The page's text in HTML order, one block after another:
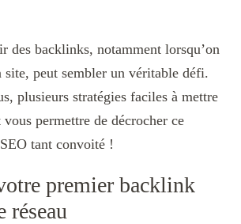
des backlinks, notamment lorsqu’on
site, peut sembler un véritable défi.
plusieurs stratégies faciles à mettre
permettre de décrocher ce
tant convoité !
premier backlink
réseau